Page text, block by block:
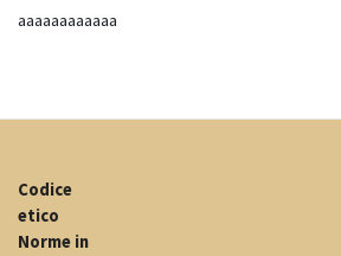
aaaaaaaaaaaa
Codice
etico
Norme in